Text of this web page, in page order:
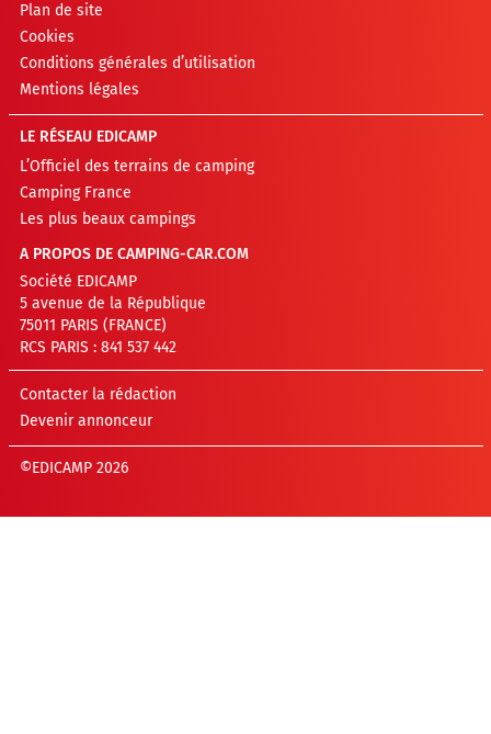
Plan de site
Cookies
Conditions générales d’utilisation
Mentions légales
LE RÉSEAU EDICAMP
L’Officiel des terrains de camping
Camping France
Les plus beaux campings
A PROPOS DE CAMPING-CAR.COM
Société EDICAMP
5 avenue de la République
75011 PARIS (FRANCE)
RCS PARIS : 841 537 442
Contacter la rédaction
Devenir annonceur
©EDICAMP 2026